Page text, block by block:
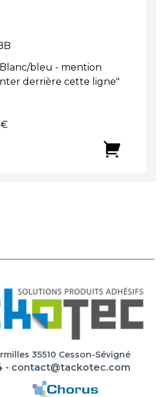
Blanc/bleu - mention
derrière cette ligne"
€
35510 Cesson-Sévigné
- contact@tackotec.com